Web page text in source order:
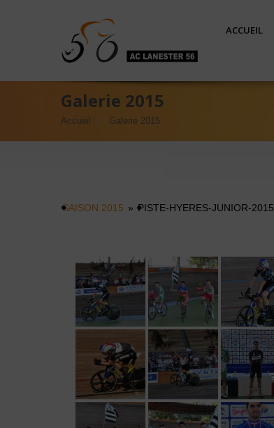
ACCUEIL
Galerie 2015
Accueil Galerie 2015
SAISON 2015 » PISTE-HYERES-JUNIOR-2015